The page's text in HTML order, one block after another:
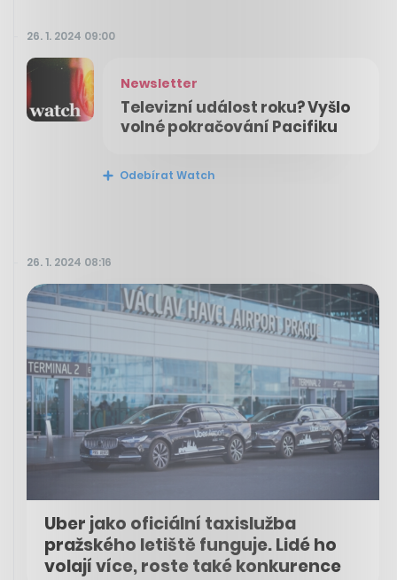
26. 1. 2024 09:00
Newsletter
Televizní událost roku? Vyšlo
volné pokračování Pacifiku
Odebírat Watch
26. 1. 2024 08:16
Uber jako oficiální taxislužba
pražského letiště funguje. Lidé ho
volají více, roste také konkurence